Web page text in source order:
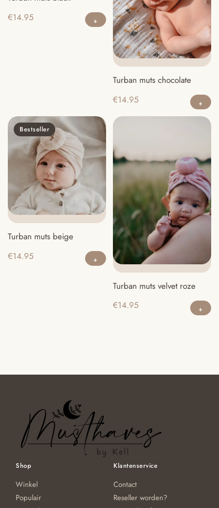
€14.95
Turban muts chocolate
€14.95
Bestseller
Turban muts beige
€14.95
Turban muts velvet roze
€14.95
Shop
Winkel
Populair
Klantenservice
Contact
Reseller worden?